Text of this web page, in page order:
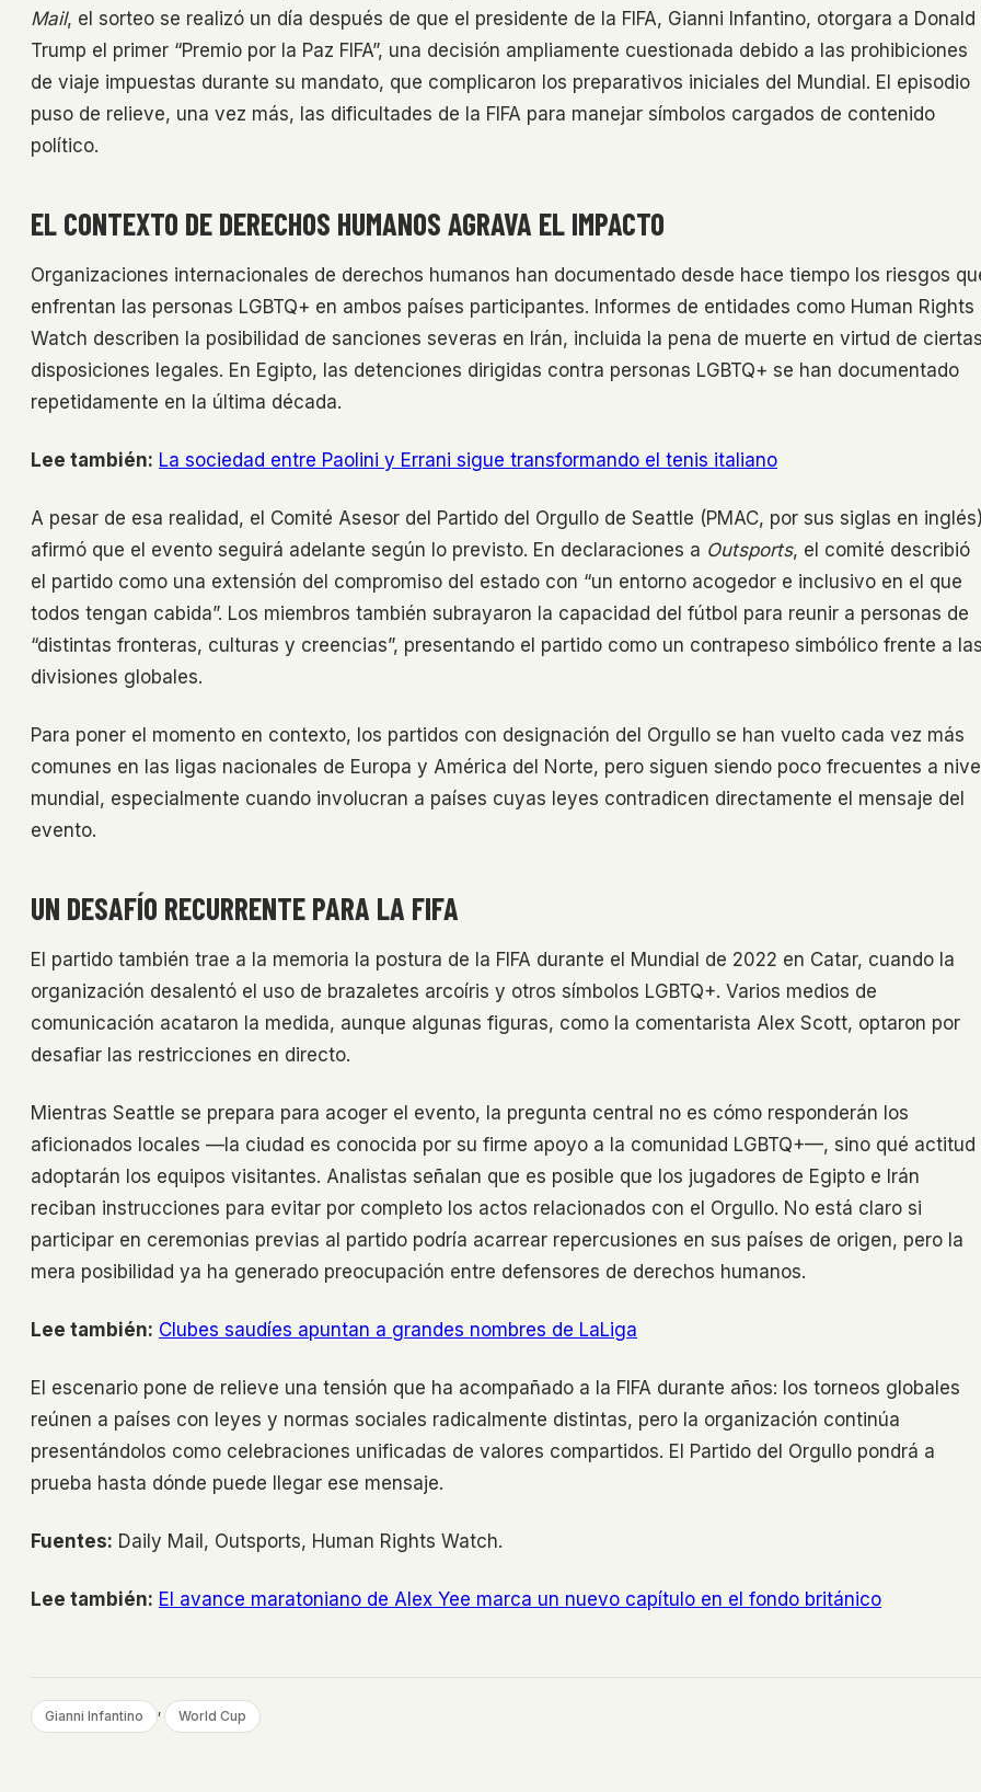
Mail, el sorteo se realizó un día después de que el presidente de la FIFA, Gianni Infantino, otorgara a Donald
Trump el primer “Premio por la Paz FIFA”, una decisión ampliamente cuestionada debido a las prohibiciones
de viaje impuestas durante su mandato, que complicaron los preparativos iniciales del Mundial. El episodio
puso de relieve, una vez más, las dificultades de la FIFA para manejar símbolos cargados de contenido
político.
EL CONTEXTO DE DERECHOS HUMANOS AGRAVA EL IMPACTO
Organizaciones internacionales de derechos humanos han documentado desde hace tiempo los riesgos
enfrentan las personas LGBTQ+ en ambos países participantes. Informes de entidades como Human Rights
Watch describen la posibilidad de sanciones severas en Irán, incluida la pena de muerte en virtud de ciertas
disposiciones legales. En Egipto, las detenciones dirigidas contra personas LGBTQ+ se han documentado
repetidamente en la última década.
Lee también: La sociedad entre Paolini y Errani sigue transformando el tenis italiano
A pesar de esa realidad, el Comité Asesor del Partido del Orgullo de Seattle (PMAC, por sus siglas en inglés)
afirmó que el evento seguirá adelante según lo previsto. En declaraciones a Outsports, el comité describió
el partido como una extensión del compromiso del estado con “un entorno acogedor e inclusivo en el que
todos tengan cabida”. Los miembros también subrayaron la capacidad del fútbol para reunir a personas de
“distintas fronteras, culturas y creencias”, presentando el partido como un contrapeso simbólico frente a las
divisiones globales.
Para poner el momento en contexto, los partidos con designación del Orgullo se han vuelto cada vez más
comunes en las ligas nacionales de Europa y América del Norte, pero siguen siendo poco frecuentes a nivel
mundial, especialmente cuando involucran a países cuyas leyes contradicen directamente el mensaje del
evento.
UN DESAFÍO RECURRENTE PARA LA FIFA
El partido también trae a la memoria la postura de la FIFA durante el Mundial de 2022 en Catar, cuando la
organización desalentó el uso de brazaletes arcoíris y otros símbolos LGBTQ+. Varios medios de
comunicación acataron la medida, aunque algunas figuras, como la comentarista Alex Scott, optaron por
desafiar las restricciones en directo.
Mientras Seattle se prepara para acoger el evento, la pregunta central no es cómo responderán los
aficionados locales —la ciudad es conocida por su firme apoyo a la comunidad LGBTQ+—, sino qué actitud
adoptarán los equipos visitantes. Analistas señalan que es posible que los jugadores de Egipto e Irán
reciban instrucciones para evitar por completo los actos relacionados con el Orgullo. No está claro si
participar en ceremonias previas al partido podría acarrear repercusiones en sus países de origen, pero la
mera posibilidad ya ha generado preocupación entre defensores de derechos humanos.
Lee también: Clubes saudíes apuntan a grandes nombres de LaLiga
El escenario pone de relieve una tensión que ha acompañado a la FIFA durante años: los torneos globales
reúnen a países con leyes y normas sociales radicalmente distintas, pero la organización continúa
presentándolos como celebraciones unificadas de valores compartidos. El Partido del Orgullo pondrá a
prueba hasta dónde puede llegar ese mensaje.
Fuentes: Daily Mail, Outsports, Human Rights Watch.
Lee también: El avance maratoniano de Alex Yee marca un nuevo capítulo en el fondo británico
Gianni Infantino , World Cup